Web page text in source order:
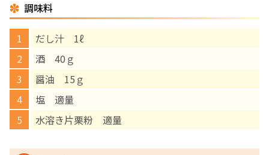
調味料
だし汁 1ℓ
酒 40ｇ
醤油 15ｇ
塩 適量
水溶き片栗粉 適量